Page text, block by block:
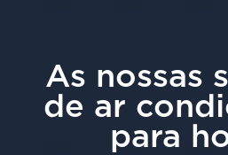
As nossas
de ar
para